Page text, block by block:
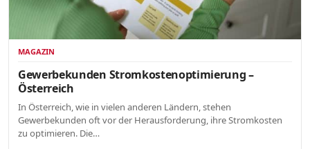
MAGAZIN
Gewerbekunden Stromkostenoptimierung –
Österreich
In Österreich, wie in vielen anderen Ländern, stehen
Gewerbekunden oft vor der Herausforderung, ihre Stromkosten
zu optimieren. Die…